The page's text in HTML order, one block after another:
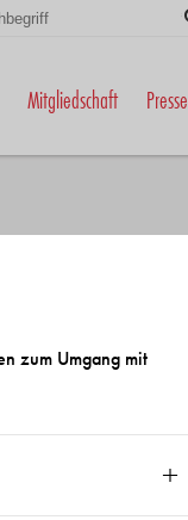
Mitgliedschaft Presse
zum Umgang mit